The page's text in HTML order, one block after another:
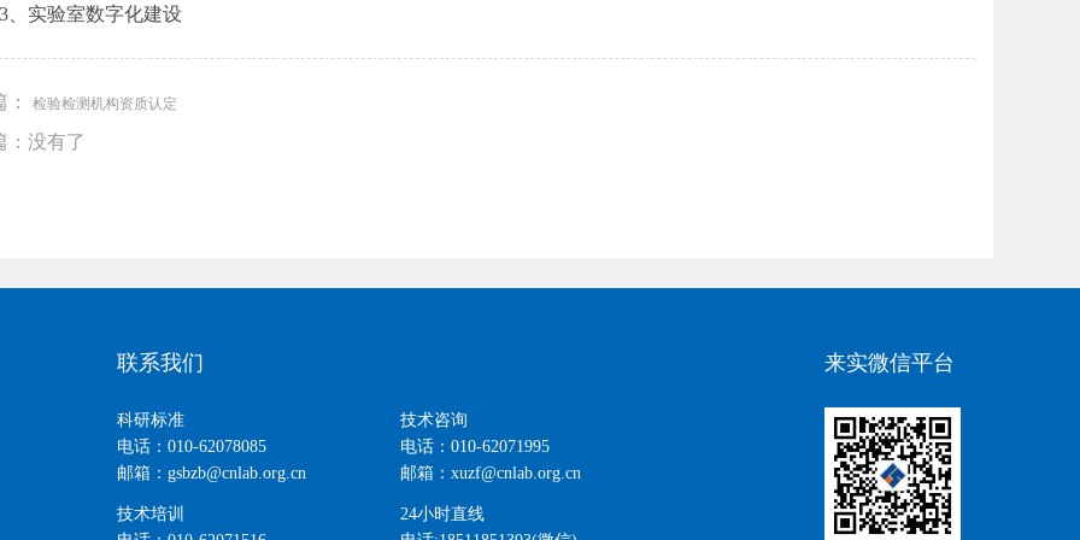
验室数字化建设
： 检验检测机构资质认定
：没有了
联系我们
科研标准
电话：010-62078085
邮箱：gsbzb@cnlab.org.cn
技术咨询
电话：010-62071995
邮箱：xuzf@cnlab.org.cn
技术培训
24小时直线
来实微信平台